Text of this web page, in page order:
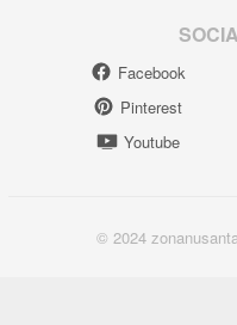
Facebook
Pinterest
Youtube
© 2024